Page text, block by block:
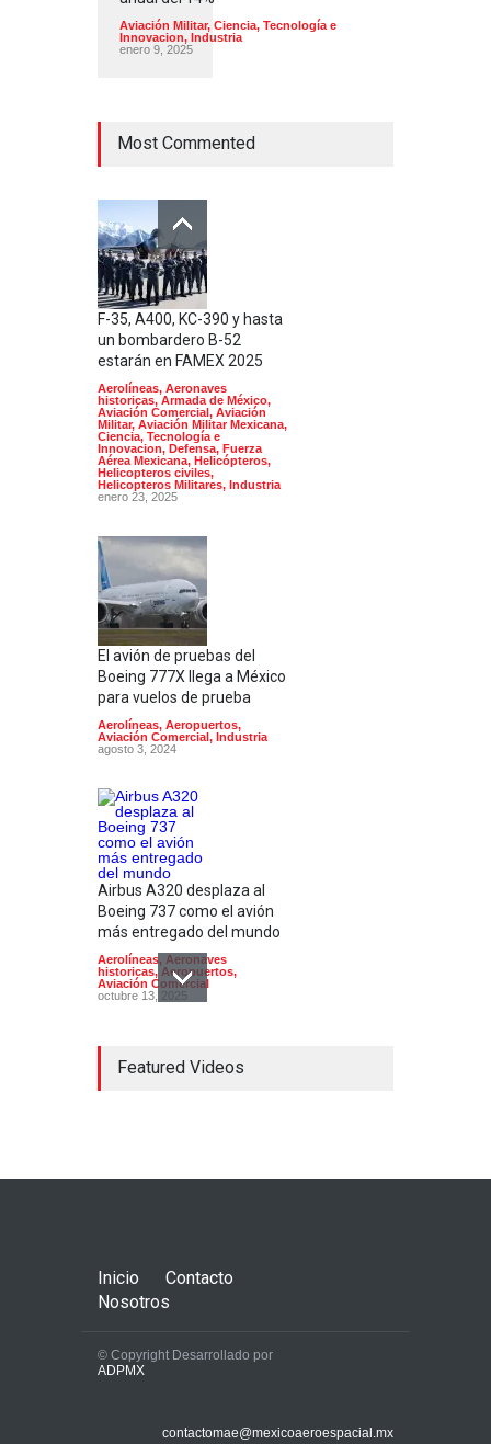
Aviación Militar, Ciencia, Tecnología e
Innovacion, Industria
enero 9, 2025
Most Commented
F-35, A400, KC-390 y hasta
un bombardero B-52
estarán en FAMEX 2025
Aerolíneas, Aeronaves
historicas, Armada de México,
Aviación Comercial, Aviación
Militar, Aviación Militar Mexicana,
Ciencia, Tecnología e
Innovacion, Defensa, Fuerza
Aérea Mexicana, Helicópteros,
Helicopteros civiles,
Helicopteros Militares, Industria
enero 23, 2025
El avión de pruebas del
Boeing 777X llega a México
para vuelos de prueba
Aerolíneas, Aeropuertos,
Aviación Comercial, Industria
agosto 3, 2024
Airbus A320 desplaza al
Boeing 737 como el avión
más entregado del mundo
Aerolíneas, Aeronaves
historicas, Aeropuertos,
Aviación Comercial
octubre 13, 2025
pierden 9 mil millones de
importante de
Featured Videos
Inicio
Contacto
Nosotros
© Copyright Desarrollado por
ADPMX
contactomae@mexicoaeroespacial.mx